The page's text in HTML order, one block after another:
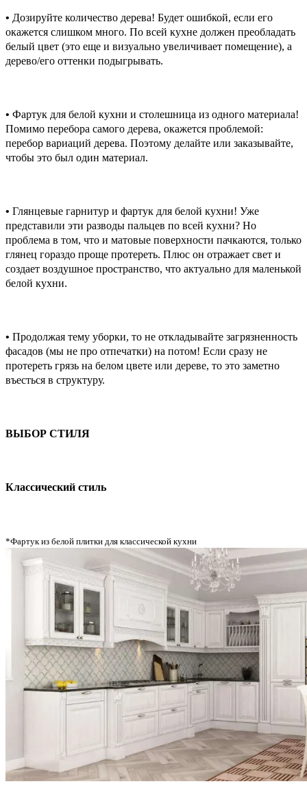
• Дозируйте количество дерева! Будет ошибкой, если его
окажется слишком много. По всей кухне должен преобладать
белый цвет (это еще и визуально увеличивает помещение), а
дерево/его оттенки подыгрывать.
• Фартук для белой кухни и столешница из одного материала!
Помимо перебора самого дерева, окажется проблемой:
перебор вариаций дерева. Поэтому делайте или заказывайте,
чтобы это был один материал.
• Глянцевые гарнитур и фартук для белой кухни! Уже
представили эти разводы пальцев по всей кухни? Но
проблема в том, что и матовые поверхности пачкаются, только
глянец гораздо проще протереть. Плюс он отражает свет и
создает воздушное пространство, что актуально для маленькой
белой кухни.
• Продолжая тему уборки, то не откладывайте загрязненность
фасадов (мы не про отпечатки) на потом! Если сразу не
протереть грязь на белом цвете или дереве, то это заметно
въесться в структуру.
ВЫБОР СТИЛЯ
Классический стиль
*Фартук из белой плитки для классической кухни